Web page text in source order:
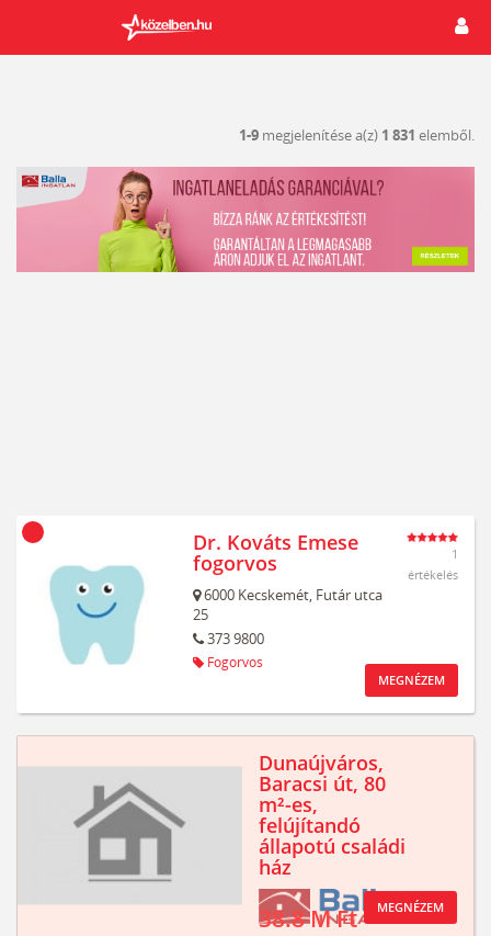
1-9 megjelenítése a(z) 1 831 elemből.
Dr. Kováts Emese
fogorvos
6000 Kecskemét, Futár utca
25
373 9800
Fogorvos
1
értékelés
MEGNÉZEM
Dunaújváros,
Baracsi út, 80
m²-es,
felújítandó
állapotú családi
ház
38.8 M Ft MEGNÉZEM